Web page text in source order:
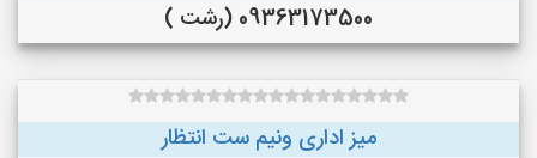
09363173500 (رشت )
میز اداری ونیم ست انتظار